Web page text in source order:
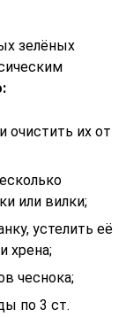
зелёных
очистить их от
или вилки;
устелить её
хрена;
чеснока;
по 3 ст.